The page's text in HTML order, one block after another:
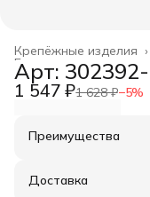
Крепёжные изделия ›
Главная ›
Арт:
1 547 ₽1 628 ₽−5%
Преимущества
Оплата частями в
Удобный возврат
Доставка